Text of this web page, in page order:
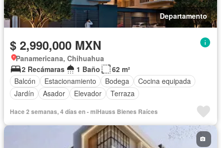
Departamento
$ 2,990,000 MXN
Panamericana, Chihuahua
2 Recámaras
1 Baño
62 m²
Balcón
Estacionamiento Bodega
Cocina equipada
Jardín
Asador Elevador Terraza
Hace 2 semanas, 4 días en - miHauss Bienes Raíces